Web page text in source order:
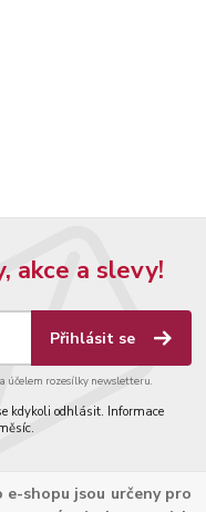
akce a slevy!
Přihlásit se
účelem rozesílky newsletteru.
kdykoli odhlásit. Informace
shopu jsou určeny pro